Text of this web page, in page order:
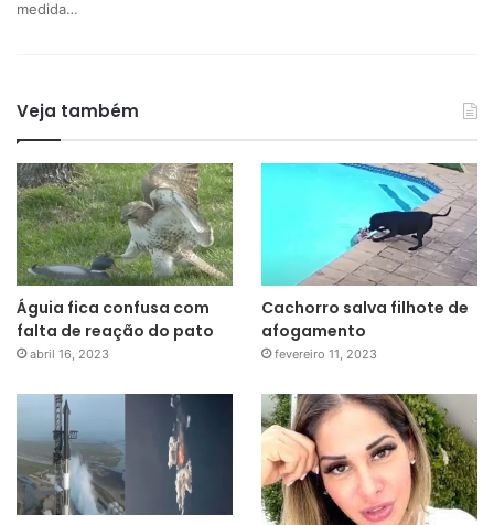
medida…
Veja também
Águia fica confusa com
falta de reação do pato
abril 16, 2023
Cachorro salva filhote de
afogamento
fevereiro 11, 2023